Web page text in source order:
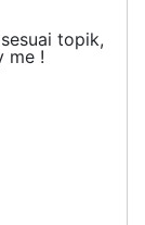
topik,
me !